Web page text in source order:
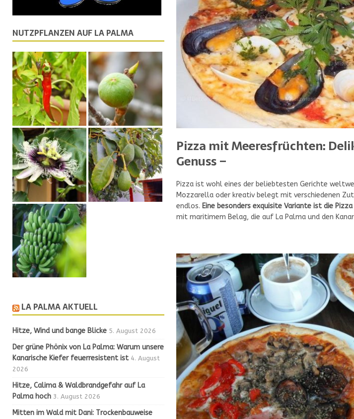
Pizza mit Meeresfrüchten:
Genuss –
Pizza ist wohl eines der beliebtesten Gerichte
Mozzarella oder kreativ belegt mit verschiedenen
endlos. Eine besonders exquisite Variante ist die
mit maritimem Belag, die auf La Palma und den
NUTZPFLANZEN AUF LA PALMA
LA PALMA AKTUELL
Hitze, Wind und bange Blicke 5. August 2026
Der grüne Phönix von La Palma: Warum unsere
Kanarische Kiefer feuerresistent ist 4. August
2026
Hitze, Calima & Waldbrandgefahr auf La
Palma hoch 3. August 2026
Mitten im Wald mit Dani: Trockenbauweise